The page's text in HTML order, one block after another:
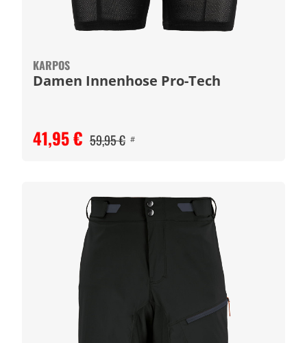
KARPOS
Damen Innenhose Pro-Tech
41,95 € 59,95 € #